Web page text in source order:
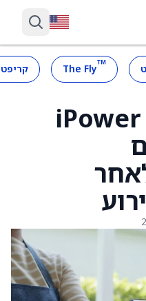
™
The Fly
בעלי המניות? iPower